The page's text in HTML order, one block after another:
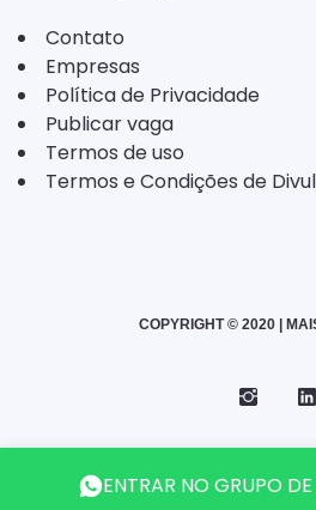
Contato
Empresas
Política de Privacidade
Publicar vaga
Termos de uso
Termos e Condições de
COPYRIGHT © 2020 |
ENTRAR NO GRUPO